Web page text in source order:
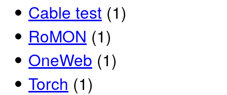
Cable test (1)
RoMON (1)
OneWeb (1)
Torch (1)